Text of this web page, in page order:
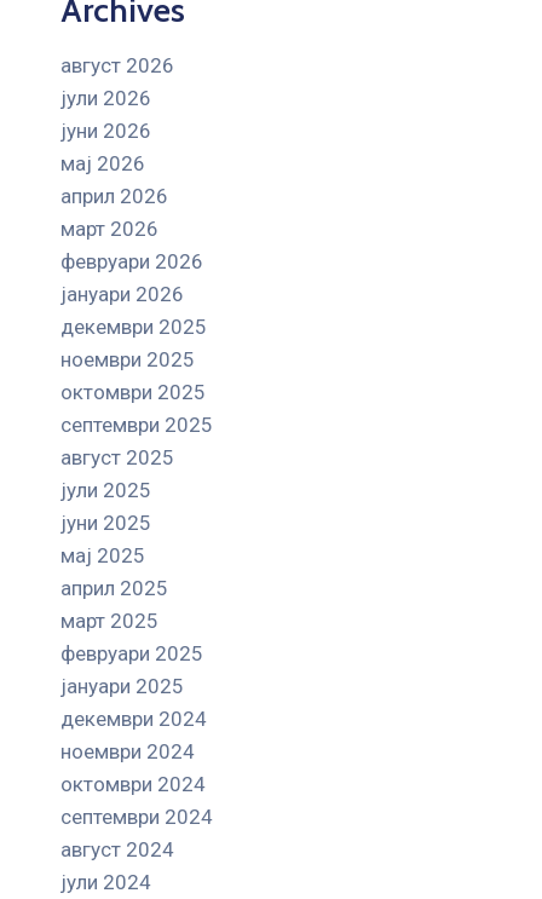
Archives
август 2026
јули 2026
јуни 2026
мај 2026
април 2026
март 2026
февруари 2026
јануари 2026
декември 2025
ноември 2025
октомври 2025
септември 2025
август 2025
јули 2025
јуни 2025
мај 2025
април 2025
март 2025
февруари 2025
јануари 2025
декември 2024
ноември 2024
октомври 2024
септември 2024
август 2024
јули 2024